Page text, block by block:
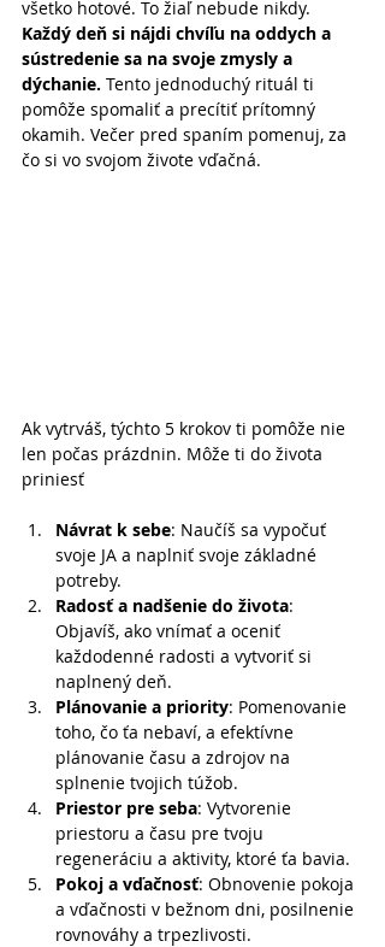
všetko hotové. To žiaľ nebude nikdy.
Každý deň si nájdi chvíľu na oddych a
sústredenie sa na svoje zmysly a
dýchanie. Tento jednoduchý rituál ti
pomôže spomaliť a precítiť prítomný
okamih. Večer pred spaním pomenuj, za
čo si vo svojom živote vďačná.
Ak vytrváš, týchto 5 krokov ti pomôže nie
len počas prázdnin. Môže ti do života
priniesť
Návrat k sebe: Naučíš sa vypočuť
svoje JA a naplniť svoje základné
potreby.
Radosť a nadšenie do života:
Objavíš, ako vnímať a oceniť
každodenné radosti a vytvoriť si
naplnený deň.
Plánovanie a priority: Pomenovanie
toho, čo ťa nebaví, a efektívne
plánovanie času a zdrojov na
splnenie tvojich túžob.
Priestor pre seba: Vytvorenie
priestoru a času pre tvoju
regeneráciu a aktivity, ktoré ťa bavia.
Pokoj a vďačnosť: Obnovenie pokoja
a vďačnosti v bežnom dni, posilnenie
rovnováhy a trpezlivosti.